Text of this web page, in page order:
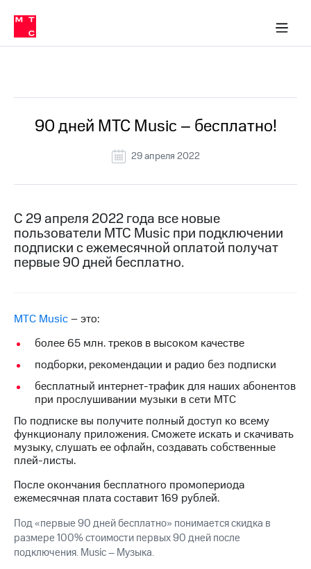
связь
Сервисы и подписки
30% на связь
кабинеты
Мобильная
и
Спутниковое
Деньги
связь
Перенести
номер
в МТС
Роуминг
Семейная
группа
SIM-
карту
Оформить
eSIM
SIM-
карта
для
иностранцев
в МТС
Услуги
кабинет
Скачать
приложение
Мой
МТС
на связь
Тарифы
RED,
и МТС
Супер
дешевле
при
оплате
с карты
МТС
Деньги
и подключите
ТВ
с выгодным
тарифом
90 дней МТС Music – бесплатно!
29 апреля 2022
С 29 апреля 2022 года все новые
пользователи МТС Music при подключении
подписки с ежемесячной оплатой получат
первые 90 дней бесплатно.
МТС Music– это:
более 65 млн. треков в высоком качестве
подборки, рекомендации и радио без подписки
бесплатный интернет-трафик для наших абонентов
при прослушивании музыки в сети МТС
По подписке вы получите полный доступ ко всему
функционалу приложения. Cможете искать и скачивать
музыку, слушать ее офлайн, создавать собственные
плей-листы.
После окончания бесплатного промопериода
ежемесячная плата составит 169 рублей.
Под «первые 90 дней бесплатно» понимается скидка в
размере 100% стоимости первых 90 дней после
подключения. Music – Музыка.